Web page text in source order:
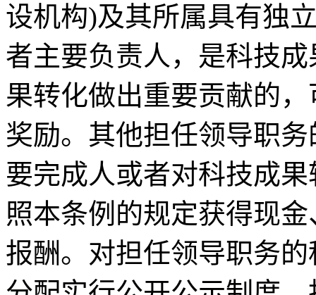
设机构)及其所属具有独
者主要负责人，是科技
果转化做出重要贡献的
奖励。其他担任领导职
要完成人或者对科技成
照本条例的规定获得现
报酬。对担任领导职务